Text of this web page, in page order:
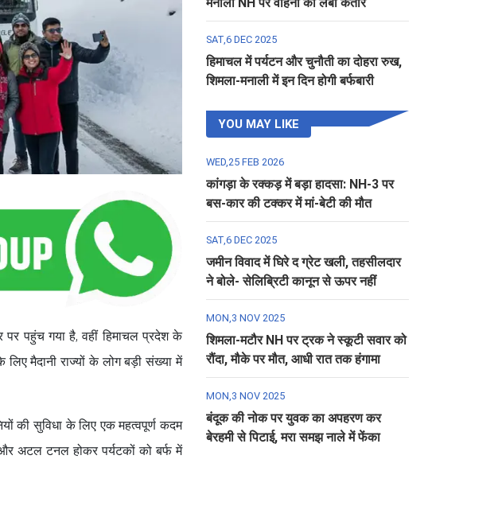
पर पहुंच गया है, वहीं हिमाचल प्रदेश के
मैदानी राज्यों के लोग बड़ी संख्या में
की सुविधा के लिए एक महत्वपूर्ण कदम
अटल टनल होकर पर्यटकों को बर्फ में
SAT,6 DEC 2025
हिमाचल में पर्यटन और चुनौती का दोहरा रुख,
शिमला-मनाली में इन दिन होगी बर्फबारी
YOU MAY LIKE
WED,25 FEB 2026
कांगड़ा के रक्कड़ में बड़ा हादसा: NH-3 पर
बस-कार की टक्कर में मां-बेटी की मौत
SAT,6 DEC 2025
जमीन विवाद में घिरे द ग्रेट खली, तहसीलदार
ने बोले- सेलिब्रिटी कानून से ऊपर नहीं
MON,3 NOV 2025
शिमला-मटौर NH पर ट्रक ने स्कूटी सवार को
रौंदा, मौके पर मौत, आधी रात तक हंगामा
MON,3 NOV 2025
बंदूक की नोक पर युवक का अपहरण कर
बेरहमी से पिटाई, मरा समझ नाले में फेंका